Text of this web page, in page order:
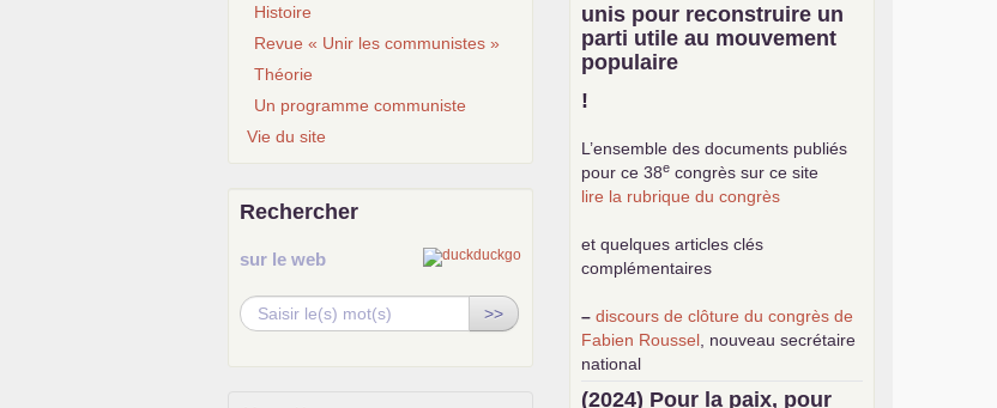
Histoire
Revue « Unir les communistes »
Théorie
Un programme communiste
Vie du site
Rechercher
sur le web
>>
unis pour reconstruire un
parti utile au mouvement
populaire
!
L’ensemble des documents publiés
pour ce 38e congrès sur ce site
lire la rubrique du congrès
et quelques articles clés
complémentaires
– discours de clôture du congrès de
Fabien Roussel , nouveau secrétaire
national
–
analyse de classe du
(2024) Pour la paix, pour